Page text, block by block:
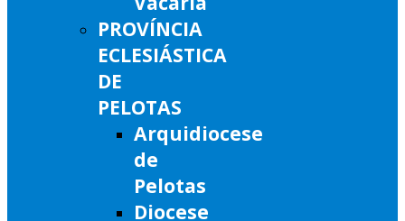
PROVÍNCIA
ECLESIÁSTICA
DE
PELOTAS
Arquidiocese
de
Pelotas
Diocese